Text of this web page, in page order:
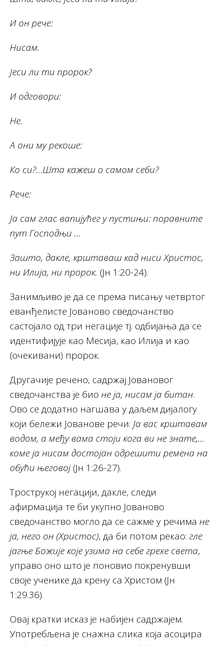
И он рече:
Нисам.
Јеси ли ти пророк?
И одговори:
Не.
А они му рекоше:
Ко си?…Шта кажеш о самом себи?
Рече:
Ја сам глас вапијућег у пустињи: поравните
пут Господњи …
Зашто, дакле, крштаваш кад ниси Христос,
ни Илија, ни пророк. (Јн 1:20-24).
Занимљиво је да се према писању четвртог
еванђелисте Јованово сведочанство
састојало од три негације тј. одбијања да се
идентифијује као Месија, као Илија и као
(очекивани) пророк.
Другачије речено, садржај Јовановог
сведочанства је био не ја, нисам ја битан.
Ово се додатно нагшава у даљем дијалогу
који бележи Јованове речи: Ја вас крштавам
водом, а међу вама стоји кога ви не знате,…
коме ја нисам достојан одрешити ремена на
обући његовој(Јн 1:26-27).
Трострукој негацији, дакле, следи
афирмација те би укупно Јованово
сведочанство могло да се сажме у речима не
ја, него он (Христос), да би потом рекао: гле
јагње Божије које узима на себе грехе света,
управо оно што је поновио покренувши
своје ученике да крену са Христом (Јн
1:29.36).
Овај кратки исказ је набијен садржајем.
Употребљена је снажна слика која асоцира